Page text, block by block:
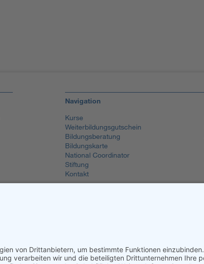
Navigation
Kurse
Weiterbildungsgutschein
Bildungsberatung
Bildungskarte
National Coordinator
Stiftung
Kontakt